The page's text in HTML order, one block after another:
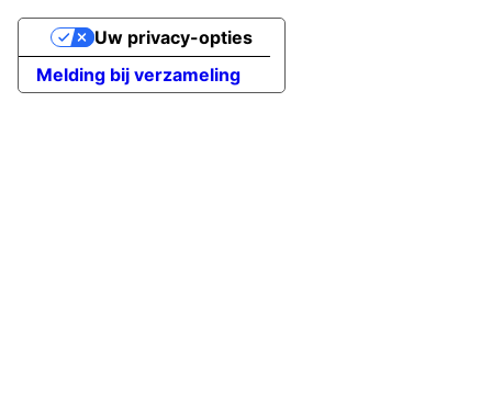
Melding bij verzameling
Uw privacy-opties